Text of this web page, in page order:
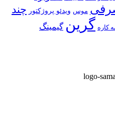
موس ویدئو پروژکتور چند
کاره گرین گیمینگ